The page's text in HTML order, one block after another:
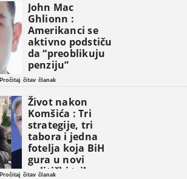
John Mac
Ghlionn :
Amerikanci se
aktivno podstiču
da “preoblikuju
penziju”
Pročitaj čitav članak
Život nakon
Komšića : Tri
strategije, tri
tabora i jedna
fotelja koja BiH
gura u novi
politički triler
Pročitaj čitav članak